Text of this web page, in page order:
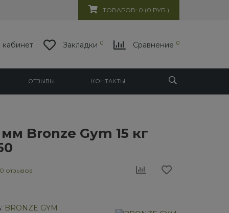
ТОВАРОВ: 0 (0 РУБ.)
Закладки 0 Сравнение 0
ОТЗЫВЫ КОНТАКТЫ
Bronze Gym 15 кг
0 отзывов
BRONZE GYM